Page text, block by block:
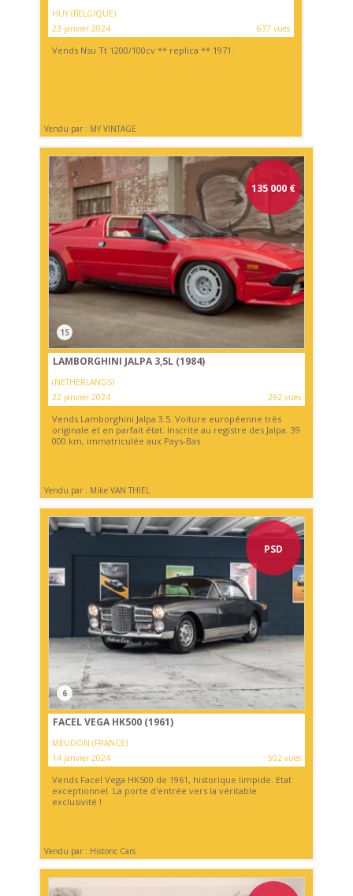
HUY (BELGIQUE)
23 janvier 2024
637 vues
Vends Nsu Tt 1200/100cv ** replica ** 1971.
Vendu par : MY VINTAGE
135 000€
15
LAMBORGHINI JALPA 3,5L (1984)
(NETHERLANDS)
22 janvier 2024
292 vues
Vends Lamborghini Jalpa 3.5. Voiture européenne très
originale et en parfait état. Inscrite au registre des Jalpa. 39
000 km, immatriculée aux Pays-Bas
Vendu par : Mike VAN THIEL
PSD
6
FACEL VEGA HK500 (1961)
MEUDON (FRANCE)
14 janvier 2024
502 vues
Vends Facel Vega HK500 de 1961, historique limpide. Etat
exceptionnel. La porte d'entrée vers la véritable
exclusivité !
Vendu par : Historic Cars